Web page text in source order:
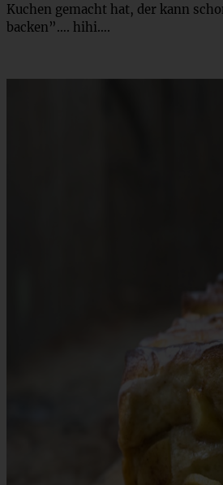
Kuchen gemacht hat, der kann
backen”…. hihi….